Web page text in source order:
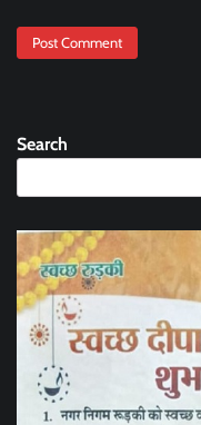
Search